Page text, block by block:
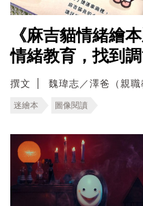
《麻吉貓情緒繪
情緒教育，找到
撰文 魏瑋志／澤爸（親職
迷繪本 圖像閱讀